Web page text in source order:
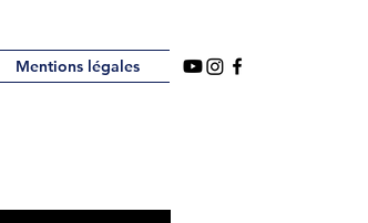
Mentions légales